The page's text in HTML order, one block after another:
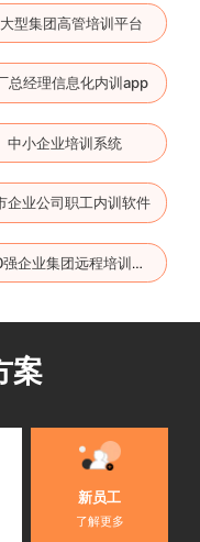
型集团高管培训平台
总经理信息化内训app
中小企业培训系统
企业公司职工内训软件
500强企业集团远程培训软件
案
新员工
了解更多